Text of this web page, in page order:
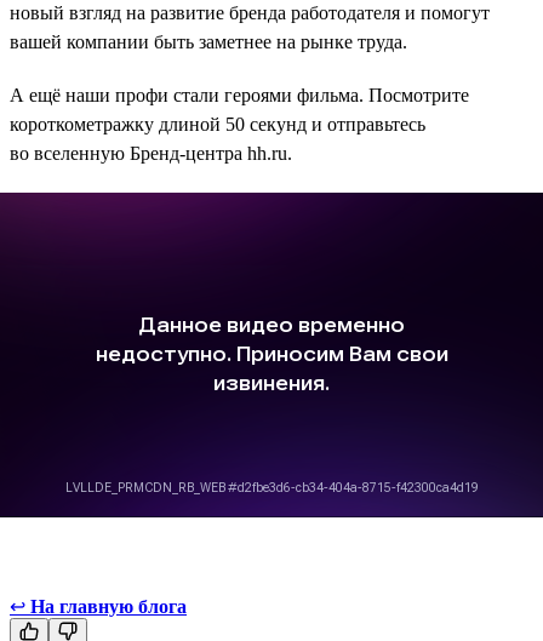
новый взгляд на развитие бренда работодателя и помогут
вашей компании быть заметнее на рынке труда.
А ещё наши профи стали героями фильма. Посмотрите
короткометражку длиной 50 секунд и отправьтесь
во вселенную Бренд-центра hh.ru.
↩ На главную блога